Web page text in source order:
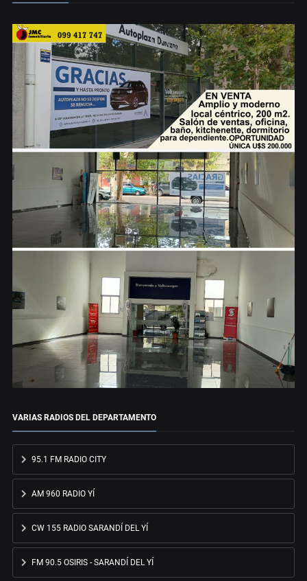
VARIAS RADIOS DEL DEPARTAMENTO
95.1 FM RADIO CITY
AM 960 RADIO YÍ
CW 155 RADIO SARANDÍ DEL YÍ
FM 90.5 OSIRIS - SARANDÍ DEL YÍ